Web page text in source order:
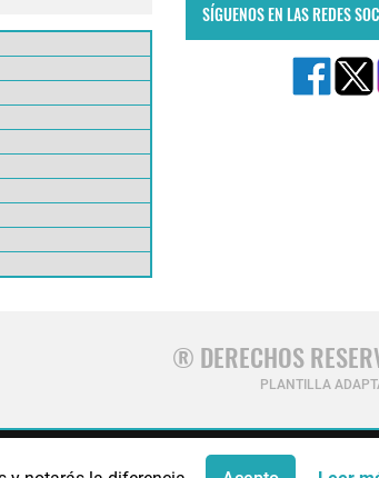
SÍGUENOS EN LAS REDES
® DERECHOS
PLANTILLA